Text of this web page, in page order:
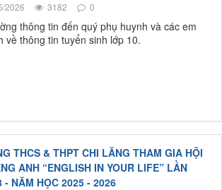
2026 3182 0
thông tin đến quý phụ huynh và các em
về thông tin tuyển sinh lớp 10.
THCS & THPT CHI LĂNG THAM GIA HỘI
ANH “ENGLISH IN YOUR LIFE” LẦN
- NĂM HỌC 2025 - 2026